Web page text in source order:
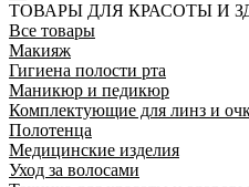
ТОВАРЫ ДЛЯ КРАСОТЫ И
Все товары
Макияж
Гигиена полости рта
Маникюр и педикюр
Комплектующие для линз и
Полотенца
Медицинские изделия
Уход за волосами